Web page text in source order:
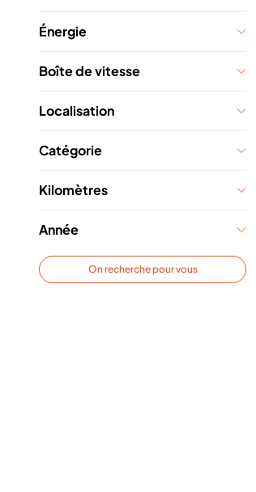
Énergie
Boîte de vitesse
Localisation
Catégorie
Kilomètres
Année
On recherche pour vous